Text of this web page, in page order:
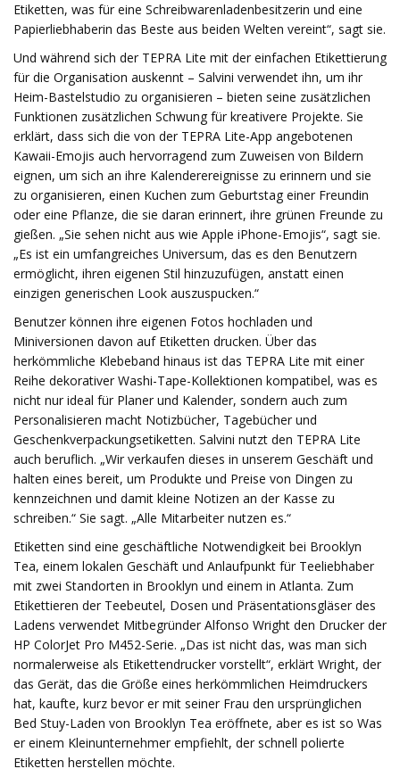
Etiketten, was für eine Schreibwarenladenbesitzerin und eine
Papierliebhaberin das Beste aus beiden Welten vereint“, sagt sie.
Und während sich der TEPRA Lite mit der einfachen Etikettierung
für die Organisation auskennt – Salvini verwendet ihn, um ihr
Heim-Bastelstudio zu organisieren – bieten seine zusätzlichen
Funktionen zusätzlichen Schwung für kreativere Projekte. Sie
erklärt, dass sich die von der TEPRA Lite-App angebotenen
Kawaii-Emojis auch hervorragend zum Zuweisen von Bildern
eignen, um sich an ihre Kalenderereignisse zu erinnern und sie
zu organisieren, einen Kuchen zum Geburtstag einer Freundin
oder eine Pflanze, die sie daran erinnert, ihre grünen Freunde zu
gießen. „Sie sehen nicht aus wie Apple iPhone-Emojis“, sagt sie.
„Es ist ein umfangreiches Universum, das es den Benutzern
ermöglicht, ihren eigenen Stil hinzuzufügen, anstatt einen
einzigen generischen Look auszuspucken.“
Benutzer können ihre eigenen Fotos hochladen und
Miniversionen davon auf Etiketten drucken. Über das
herkömmliche Klebeband hinaus ist das TEPRA Lite mit einer
Reihe dekorativer Washi-Tape-Kollektionen kompatibel, was es
nicht nur ideal für Planer und Kalender, sondern auch zum
Personalisieren macht Notizbücher, Tagebücher und
Geschenkverpackungsetiketten. Salvini nutzt den TEPRA Lite
auch beruflich. „Wir verkaufen dieses in unserem Geschäft und
halten eines bereit, um Produkte und Preise von Dingen zu
kennzeichnen und damit kleine Notizen an der Kasse zu
schreiben.“ Sie sagt. „Alle Mitarbeiter nutzen es.“
Etiketten sind eine geschäftliche Notwendigkeit bei Brooklyn
Tea, einem lokalen Geschäft und Anlaufpunkt für Teeliebhaber
mit zwei Standorten in Brooklyn und einem in Atlanta. Zum
Etikettieren der Teebeutel, Dosen und Präsentationsgläser des
Ladens verwendet Mitbegründer Alfonso Wright den Drucker der
HP ColorJet Pro M452-Serie. „Das ist nicht das, was man sich
normalerweise als Etikettendrucker vorstellt“, erklärt Wright, der
das Gerät, das die Größe eines herkömmlichen Heimdruckers
hat, kaufte, kurz bevor er mit seiner Frau den ursprünglichen
Bed Stuy-Laden von Brooklyn Tea eröffnete, aber es ist so Was
er einem Kleinunternehmer empfiehlt, der schnell polierte
Etiketten herstellen möchte.